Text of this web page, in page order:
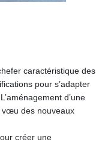
caractéristique des
pour s’adapter
d’une
vœu des nouveaux
créer une